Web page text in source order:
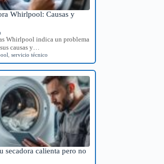
Whirlpool: Causas y
Whirlpool indica un problema
causas y…
,servicio técnico
secadora calienta pero no